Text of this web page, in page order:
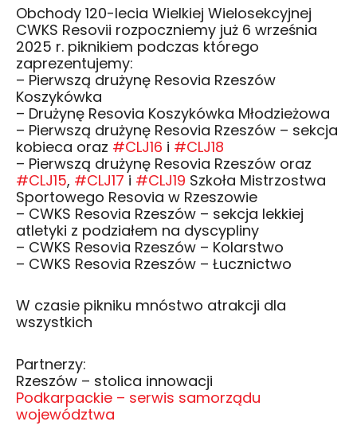
Obchody 120-lecia Wielkiej Wielosekcyjnej
CWKS Resovii rozpoczniemy już 6 września
2025 r. piknikiem podczas którego
zaprezentujemy:
– Pierwszą drużynę Resovia Rzeszów
Koszykówka
– Drużynę Resovia Koszykówka Młodzieżowa
– Pierwszą drużynę Resovia Rzeszów – sekcja
kobieca oraz #CLJ16 i #CLJ18
– Pierwszą drużynę Resovia Rzeszów oraz
#CLJ15, #CLJ17 i #CLJ19 Szkoła Mistrzostwa
Sportowego Resovia w Rzeszowie
– CWKS Resovia Rzeszów – sekcja lekkiej
atletyki z podziałem na dyscypliny
– CWKS Resovia Rzeszów – Kolarstwo
– CWKS Resovia Rzeszów – Łucznictwo
W czasie pikniku mnóstwo atrakcji dla
wszystkich
Partnerzy:
Rzeszów – stolica innowacji
Podkarpackie – serwis samorządu
województwa